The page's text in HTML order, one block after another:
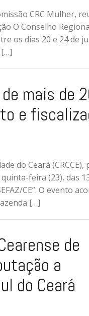
CRC Mulher,
O Conselho
os dias 20 e 24
[…]
de mais
e
do Ceará
feira (23), das
CE”. O evento
[…]
de
a
do Ceará